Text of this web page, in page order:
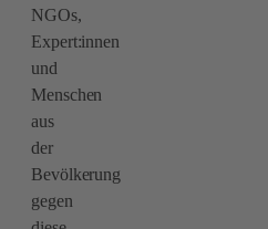
NGOs,
Expert:innen
und
Menschen
aus
der
Bevölkerung
gegen